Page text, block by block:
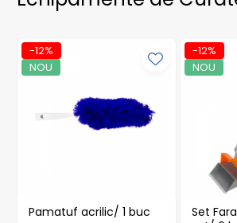
Sacose Plastic
-12%
NOU
Pamatuf acrilic/ 1 buc
-12%
NOU
Set